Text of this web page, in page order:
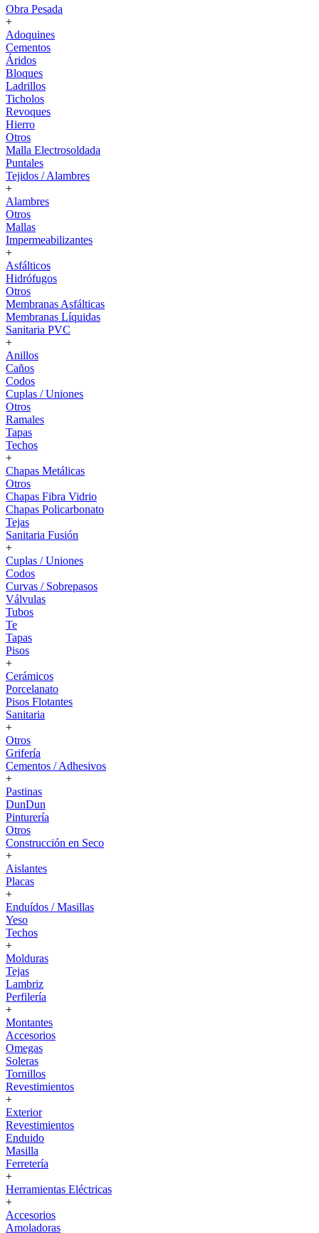
Obra Pesada
+
Adoquines
Cementos
Áridos
Bloques
Ladrillos
Ticholos
Revoques
Hierro
Otros
Malla Electrosoldada
Puntales
Tejidos / Alambres
+
Alambres
Otros
Mallas
Impermeabilizantes
+
Asfálticos
Hidrófugos
Otros
Membranas Asfálticas
Membranas Líquidas
Sanitaria PVC
+
Anillos
Caños
Codos
Cuplas / Uniones
Otros
Ramales
Tapas
Techos
+
Chapas Metálicas
Otros
Chapas Fibra Vidrio
Chapas Policarbonato
Tejas
Sanitaria Fusión
+
Cuplas / Uniones
Codos
Curvas / Sobrepasos
Válvulas
Tubos
Te
Tapas
Pisos
+
Cerámicos
Porcelanato
Pisos Flotantes
Sanitaria
+
Otros
Grifería
Cementos / Adhesivos
+
Pastinas
DunDun
Pinturería
Otros
Construcción en Seco
+
Aislantes
Placas
+
Enduídos / Masillas
Yeso
Techos
+
Molduras
Tejas
Lambriz
Perfilería
+
Montantes
Accesorios
Omegas
Soleras
Tornillos
Revestimientos
+
Exterior
Revestimientos
Enduido
Masilla
Ferretería
+
Herramientas Eléctricas
+
Accesorios
Amoladoras